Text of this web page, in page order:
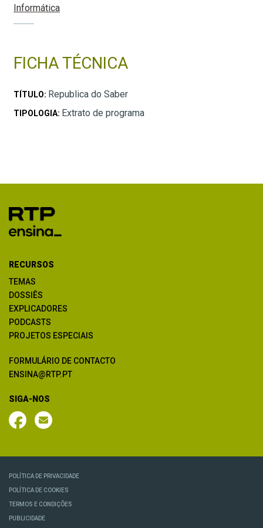
Informática
FICHA TÉCNICA
TÍTULO: Republica do Saber
TIPOLOGIA: Extrato de programa
RECURSOS
TEMAS
DOSSIÊS
EXPLICADORES
PODCASTS
PROJETOS ESPECIAIS
FORMULÁRIO DE CONTACTO
ENSINA@RTP.PT
SIGA-NOS
POLÍTICA DE PRIVACIDADE
POLÍTICA DE COOKIES
TERMOS E CONDIÇÕES
PUBLICIDADE